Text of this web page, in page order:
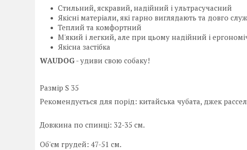
Стильний, яскравий, надійний і ультрасучасний
Якісні матеріали, які гарно виглядають та довго
Теплий та комфортний
М'який і легкий, але при цьому надійний і
Якісна застібка
WAUDOG - удиви свою собаку!
Размір S 35
Рекомендується для порід: китайська чубата, джек
Довжина по спинці: 32-35 см.
Об'єм грудей: 47-51 см.